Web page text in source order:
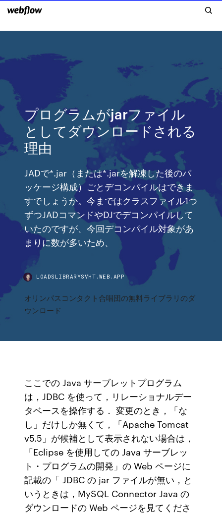
プログラムがjarファイル
としてダウンロードされる
理由
JADで*.jar（または*.jarを解凍した後のパ
ッケージ構成）ごとデコンパイルはできま
すでしょうか。今まではクラスファイル1つ
ずつJADコマンドやDJでデコンパイルして
いたのですが、今回デコンパイル対象があ
まりに数が多いため、
LOADSLIBRARYSVHT.WEB.APP
オリンパスコンタクト合唱団の無料ライブラリのダ
ウンロード
ここでの Java サーブレットプログラム
は，JDBC を使って，リレーショナルデー
タベースを操作する． 変更のとき，「な
し」だけしか無くて，「Apache Tomcat
v5.5」が候補として表示されない場合は，
「Eclipse を使用しての Java サーブレッ
ト・プログラムの開発」の Web ページに
記載の「 JDBC の jar ファイルが無い，と
いうときは，MySQL Connector Java の
ダウンロードの Web ページを見てくださ